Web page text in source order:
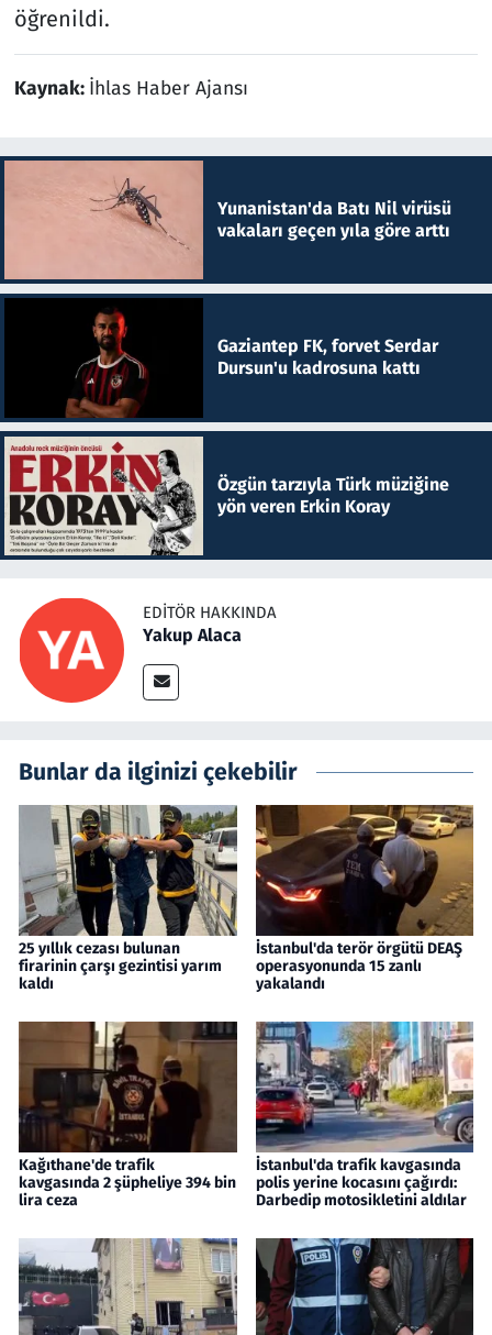
öğrenildi.
Kaynak: İhlas Haber Ajansı
Yunanistan'da Batı Nil virüsü
vakaları geçen yıla göre arttı
Gaziantep FK, forvet Serdar
Dursun'u kadrosuna kattı
Özgün tarzıyla Türk müziğine
yön veren Erkin Koray
EDITÖR HAKKINDA
Yakup Alaca
Bunlar da ilginizi çekebilir
25 yıllık cezası bulunan
firarinin çarşı gezintisi yarım
kaldı
İstanbul'da terör örgütü DEAŞ
operasyonunda 15 zanlı
yakalandı
Kağıthane'de trafik
kavgasında 2 şüpheliye 394 bin
lira ceza
İstanbul'da trafik kavgasında
polis yerine kocasını çağırdı:
Darbedip motosikletini aldılar